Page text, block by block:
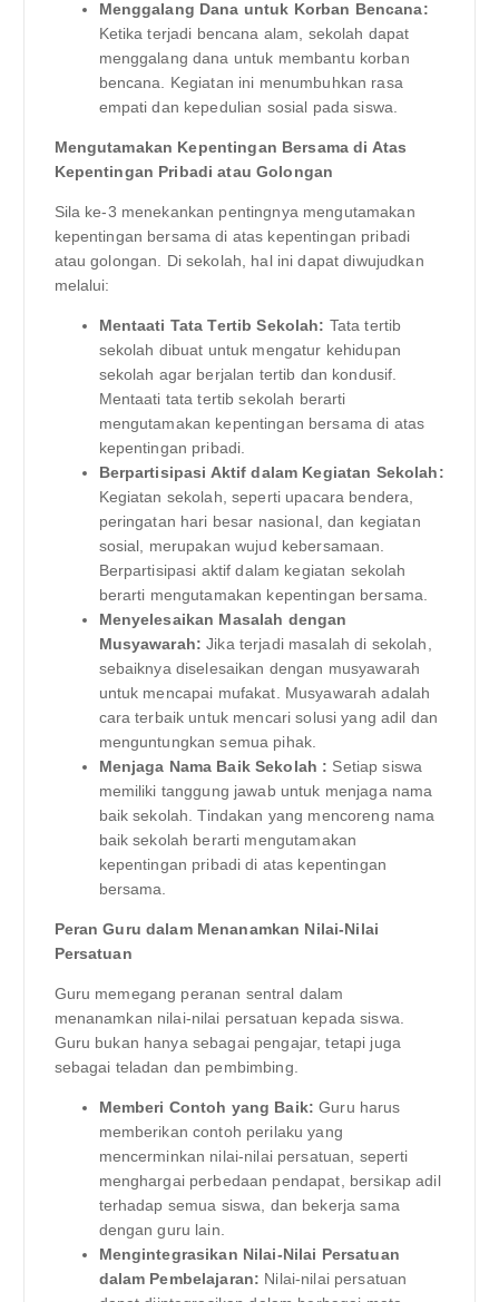
Menggalang Dana untuk Korban Bencana:
Ketika terjadi bencana alam, sekolah dapat
menggalang dana untuk membantu korban
bencana. Kegiatan ini menumbuhkan rasa
empati dan kepedulian sosial pada siswa.
Mengutamakan Kepentingan Bersama di Atas
Kepentingan Pribadi atau Golongan
Sila ke-3 menekankan pentingnya mengutamakan
kepentingan bersama di atas kepentingan pribadi
atau golongan. Di sekolah, hal ini dapat diwujudkan
melalui:
Mentaati Tata Tertib Sekolah: Tata tertib
sekolah dibuat untuk mengatur kehidupan
sekolah agar berjalan tertib dan kondusif.
Mentaati tata tertib sekolah berarti
mengutamakan kepentingan bersama di atas
kepentingan pribadi.
Berpartisipasi Aktif dalam Kegiatan Sekolah:
Kegiatan sekolah, seperti upacara bendera,
peringatan hari besar nasional, dan kegiatan
sosial, merupakan wujud kebersamaan.
Berpartisipasi aktif dalam kegiatan sekolah
berarti mengutamakan kepentingan bersama.
Menyelesaikan Masalah dengan
Musyawarah: Jika terjadi masalah di sekolah,
sebaiknya diselesaikan dengan musyawarah
untuk mencapai mufakat. Musyawarah adalah
cara terbaik untuk mencari solusi yang adil dan
menguntungkan semua pihak.
Menjaga Nama Baik Sekolah : Setiap siswa
memiliki tanggung jawab untuk menjaga nama
baik sekolah. Tindakan yang mencoreng nama
baik sekolah berarti mengutamakan
kepentingan pribadi di atas kepentingan
bersama.
Peran Guru dalam Menanamkan Nilai-Nilai
Persatuan
Guru memegang peranan sentral dalam
menanamkan nilai-nilai persatuan kepada siswa.
Guru bukan hanya sebagai pengajar, tetapi juga
sebagai teladan dan pembimbing.
Memberi Contoh yang Baik: Guru harus
memberikan contoh perilaku yang
mencerminkan nilai-nilai persatuan, seperti
menghargai perbedaan pendapat, bersikap adil
terhadap semua siswa, dan bekerja sama
dengan guru lain.
Mengintegrasikan Nilai-Nilai Persatuan
dalam Pembelajaran: Nilai-nilai persatuan